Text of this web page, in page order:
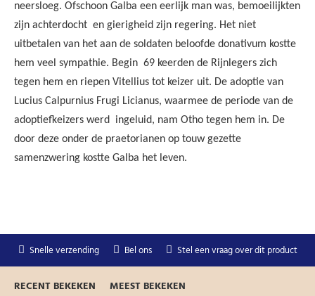
neersloeg. Ofschoon Galba een eerlijk man was, bemoeilijkten
zijn achterdocht en gierigheid zijn regering. Het niet
uitbetalen van het aan de soldaten beloofde donativum kostte
hem veel sympathie. Begin 69 keerden de Rijnlegers zich
tegen hem en riepen Vitellius tot keizer uit. De adoptie van
Lucius Calpurnius Frugi Licianus, waarmee de periode van de
adoptiefkeizers werd ingeluid, nam Otho tegen hem in. De
door deze onder de praetorianen op touw gezette
samenzwering kostte Galba het leven.
Snelle verzending Bel ons Stel een vraag over dit product
RECENT BEKEKEN MEEST BEKEKEN